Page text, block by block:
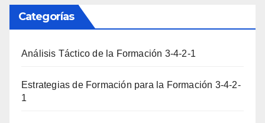
Categorías
Análisis Táctico de la Formación 3-4-2-1
Estrategias de Formación para la Formación 3-4-2-
1